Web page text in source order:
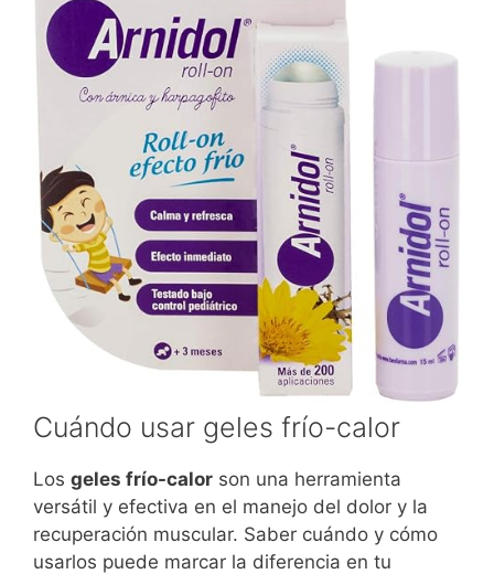
Cuándo usar geles frío-calor
Los geles frío-calor son una herramienta
versátil y efectiva en el manejo del dolor y la
recuperación muscular. Saber cuándo y cómo
usarlos puede marcar la diferencia en tu